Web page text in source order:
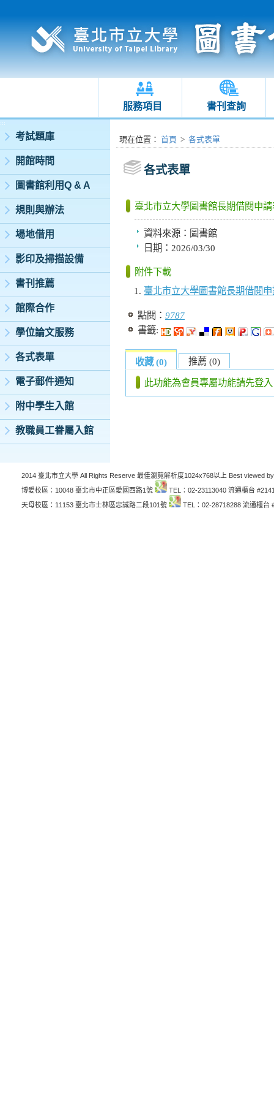
服務項目 書刊查詢
:::
考試題庫
開館時間
圖書館利用Q & A
規則與辦法
場地借用
影印及掃描設備
書刊推薦
館際合作
學位論文服務
各式表單
電子郵件通知
附中學生入館
教職員工眷屬入館
:::現在位置 ： 首頁 > 各式表單
各式表單
臺北市立大學圖書館長期借閱申請
資料來源： 圖書館
日期： 2026/03/30
附件下載
臺北市立大學圖書館長期借閱
點閱： 9787
書籤:
收藏 (0) 推薦 (0)
此功能為會員專屬功能請先登入
2014 臺北市立大學 All Rights Reserve 最佳瀏覽解析度1024x768以上 Best viewed
博愛校區：10048 臺北市中正區愛國西路1號
TEL：02-23113040 流通櫃台
天母校區：11153 臺北市士林區忠誠路二段101號
TEL：02-28718288 流通櫃台